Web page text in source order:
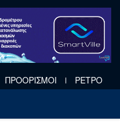
ΠΡΟΟΡΙΣΜΟΙ ΡΕΤΡΟ